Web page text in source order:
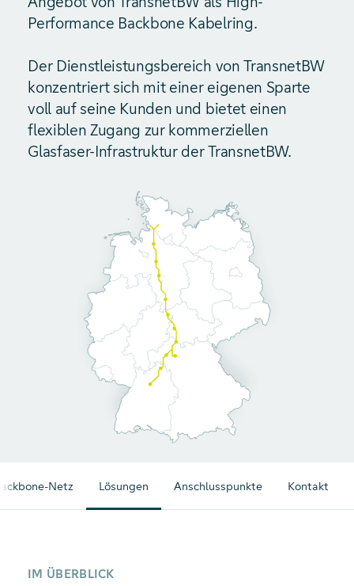
Performance Backbone Kabelring.
Der Dienstleistungsbereich von TransnetBW
konzentriert sich mit einer eigenen Sparte
voll auf seine Kunden und bietet einen
flexiblen Zugang zur kommerziellen
Glasfaser-Infrastruktur der TransnetBW.
Netz Lösungen Anschlusspunkte Kontakt
IM ÜBERBLICK